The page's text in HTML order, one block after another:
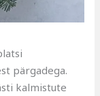
pärgadega.
kalmistute